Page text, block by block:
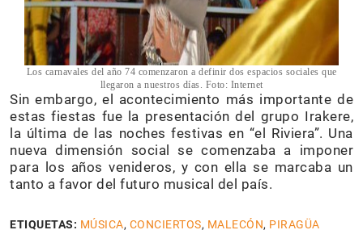
Los carnavales del año 74 comenzaron a definir dos espacios sociales que
llegaron a nuestros días. Foto: Internet
Sin embargo, el acontecimiento más importante de
estas fiestas fue la presentación del grupo Irakere,
la última de las noches festivas en “el Riviera”. Una
nueva dimensión social se comenzaba a imponer
para los años venideros, y con ella se marcaba un
tanto a favor del futuro musical del país.
ETIQUETAS: MÚSICA, CONCIERTOS, MALECÓN, PIRAGÜA